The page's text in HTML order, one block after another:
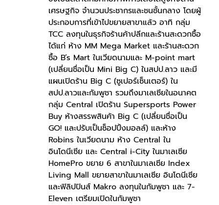
เศรษฐกิจ จำนวนประชากรและชนชั้นกลาง โดยผู้
ประกอบการที่เข้าไปขยายสาขาแล้ว อาทิ กลุ่ม
TCC ลงทุนในธุรกิจร้านค้าปลีกและร้านสะดวกซื้อ
ได้แก่ ห้าง MM Mega Market และร้านสะดวก
ซื้อ B’s Mart ในเวียดนามและ M-point mart
(เปลี่ยนชื่อเป็น Mini Big C) ในสปป.ลาว และมี
แผนเปิดร้าน Big C (ซูเปอร์เซ็นเตอร์) ใน
สปป.ลาวและกัมพูชา รวมถึงมาเลเซียในอนาคต
กลุ่ม Central เปิดร้าน Supersports Power
Buy ห้างสรรพสินค้า Big C (เปลี่ยนชื่อเป็น
GO! และปรับเป็นช็อปปิ้งมอลล์) และห้าง
Robins ในเวียดนาม ห้าง Central ใน
อินโดนีเซีย และ Central i-City ในมาเลเซีย
HomePro ขยาย 6 สาขาในมาเลเซีย Index
Living Mall ขยายสาขาในมาเลเซีย อินโดนีเซีย
และฟิลิปปินส์ Makro ลงทุนในกัมพูชา และ 7-
Eleven เตรียมเปิดในกัมพูชา